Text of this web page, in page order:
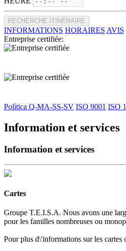
RECHERCHE ITINÉRAIRE
INFORMATIONS HORAIRES AVIS
Entreprise certifiée:
Política Q-MA-SS-SV ISO 9001 ISO
Information et services
Information et services
Cartes
Groupe T.E.I.S.A. Nous avons une
pour les familles nombreuses ou
Pour plus d\'informations sur les